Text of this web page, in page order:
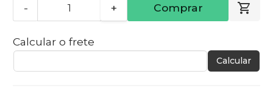
- + Comprar
Calcular o frete
Calcular